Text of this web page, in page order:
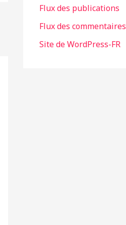
s
Flux des publications
Flux des commentaires
Site de WordPress-FR